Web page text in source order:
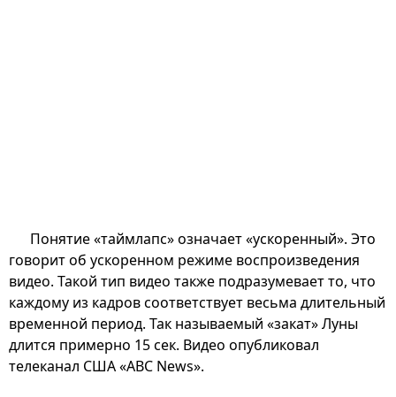
Понятие «таймлапс» означает «ускоренный». Это
говорит об ускоренном режиме воспроизведения
видео. Такой тип видео также подразумевает то, что
каждому из кадров соответствует весьма длительный
временной период. Так называемый «закат» Луны
длится примерно 15 сек. Видео опубликовал
телеканал США «ABC News».